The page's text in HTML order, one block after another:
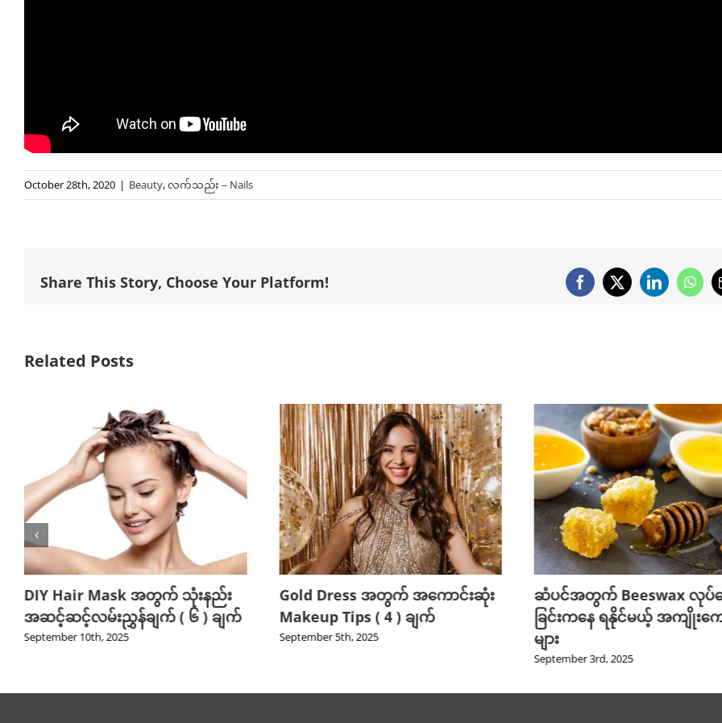
October 28th, 2020 | Beauty,လက်သည်း – Nails
Share This Story, Choose Your Platform! Facebook
X LinkedIn
Related Posts
DIY Hair Mask အတွက် သုံးနည်း
အဆင့်ဆင့်လမ်းညွှန်ချက် ( ၆ ) ချက်
September 10th, 2025
Gold Dress အတွက် အကောင်းဆုံး
Makeup Tips ( 4 ) ချက်
September 5th, 2025
ဆံပင်အတွက် Beeswax လုပ်ပ
ခြင်းကနေ ရနိုင်မယ့် အကျိုးကျ
များ
September 3rd, 2025